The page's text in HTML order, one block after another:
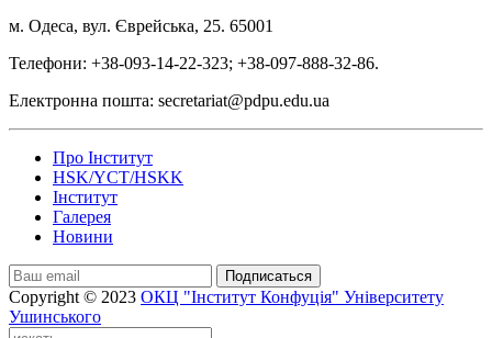
м. Одеса, вул. Єврейська, 25. 65001
Телефони: +38-093-14-22-323; +38-097-888-32-86.
Електронна пошта: secretariat@pdpu.edu.ua
Про Інститут
HSK/YCT/HSKK
Інститут
Галерея
Новини
Подписаться
Copyright © 2023 ОКЦ "Інститут Конфуція" Університету
Ушинського